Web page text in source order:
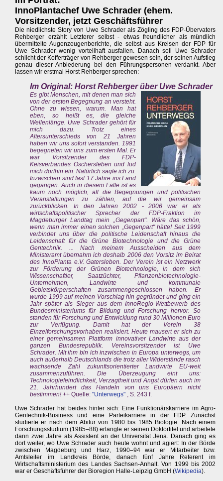
InnoPlantachef Uwe Schrader (ehem.
Vorsitzender, jetzt Geschäftsführer
Die niedlichste Story von Uwe Schrader als Zögling des FDP-Übervaters
Rehberger erzählt Letzterer selbst - etwas freundlicher als mündlich
übermittelte Augenzeugenberichte, die selbst aus Kreisen der FDP für
Uwe Schrader wenig vorteilhaft ausfallen. Danach soll Uwe Schrader
schlicht der Kofferträger von Rehberger gewesen sein, der seinen Aufstieg
genau dieser Anbiederung bei den Führungspersonen verdankt. Aber
lassen wir erstmal Horst Rehberger sprechen:
Im Original: Horst Rehberger über Uwe Schrader
Es gibt Menschen, mit denen man sich
von der ersten Begegnung an versteht.
Ohne zu wissen, warum. Man hat
eben, so heißt es, die gleiche
Wellenlänge. Uwe Schrader gehört für
mich dazu. Trotz eines
Altersunterschieds von 21 Jahren
haben wir uns sofort verstanden. 1991
begegneten wir uns zum ersten Mal. Er
war Vorsitzender des FDP-
Keisverbandes Oschersleben und lud
mich dorthin ein. Natürlich sagte ich zu.
Inzwischen sind fast 17 Jahre ins Land
gegangen. Auch in diesem Falle ist es
kaum noch möglich, all die Begegnungen und politischen
Veranstaltungen zu zählen, auf die wir gemeinsam
zurückblicken. In den Jahren 2002 - 2006 war er als
wirtschaftspolitischer Sprecher der FDP-Fraktion im
Magdeburger Landtag mein „Gegenpart". Wäre das schön,
wenn man immer einen solchen „Gegenpart" hätte! Seit 1999
verbindet uns über die politische Leidenschaft hinaus die
Leidenschaft für die Grüne Biotechnologie und die Grüne
Gentechnik. ... Nach meinem Ausscheiden aus dem
Ministeramt übernahm ich deshalb 2006 den Vorsitz im Beirat
des InnoPlanta e.V. Gatersleben. Der Verein ist ein Netzwerk
zur Förderung der Grünen Biotechnologie, in dem sich
Wissenschaftler, Saatzüchter, Pflanzenbiotechnologie-
Unternehmen, Landwirte und kommunale
Gebietskörperschaften zusammengeschlossen haben. Er
wurde 1999 auf meinen Vorschlag hin gegründet und ging ein
Jahr später als Sieger aus dem InnoRegio-Wettbewerb des
Bundesministeriums für Bildung und Forschung hervor. So
standen für Forschung und Entwicklung rund 30 Millionen Euro
zur Verfügung. Damit hat der Verein 38
Einzelforschungsvorhaben realisiert. Heute mausert er sich zu
einer gemeinsamen Plattform innovativer Landwirte aus der
ganzen Bundesrepublik. Vereinsvorsitzender ist Uwe
Schrader. Mit ihm bin ich inzwischen in Europa unterwegs, um
auch außerhalb Deutschlands die trotz aller Widerstände rasch
wachsende Zahl zukunftsorientierter Landwirte EU-weit
zusammenzuführen. Die Überzeugung eint uns:
Technologiefeindlichkeit, Verzagtheit und Angst dürfen auch im
21. Jahrhundert das Handeln von uns Europäern nicht
bestimmen!++ Quelle: "Unterwegs" , S. 243 f.
Uwe Schrader hat beides hinter sich: Eine Funktionärskarriere im Agro-
Gentechnik-Business und eine Parteikarriere in der FDP. Zunächst
studierte er nach dem Abitur von 1980 bis 1985 Biologie. Nach einem
Forschungsstudium (1985–88) erlangte er seinen Doktortitel und arbeitete
dann zwei Jahre als Assistent an der Universität Jena. Danach ging es
dort weiter, wo Uwe Schrader auch heute wohnt und agiert: In der Börde
zwischen Magdeburg und Harz, 1990–94 war er Mitarbeiter bzw.
Amtsleiter im Landkreis Börde, danach fünf Jahre Referent im
Wirtschaftsministerium des Landes Sachsen-Anhalt. Von 1999 bis 2002
war er Geschäftsführer der Bioregion Halle-Leipzig GmbH (Wikipedia).